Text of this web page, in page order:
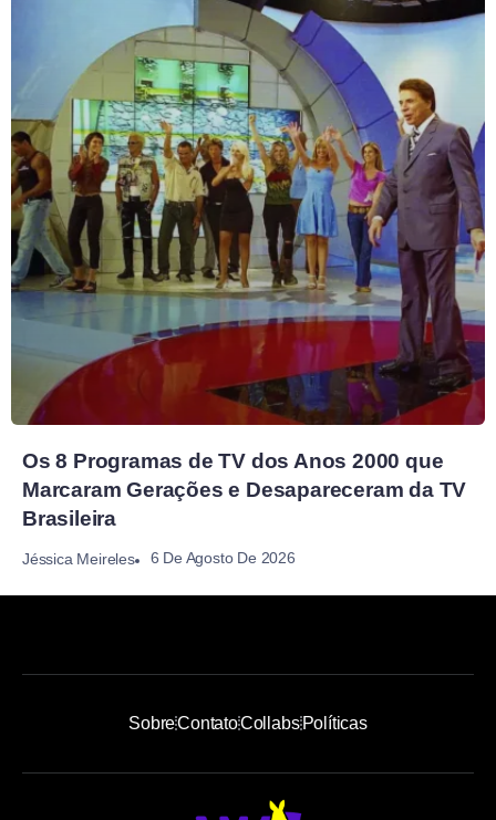
Os 8 Programas de TV dos Anos 2000 que
Marcaram Gerações e Desapareceram da TV
Brasileira
Jéssica Meireles 6 De Agosto De 2026
SobreContatoCollabsPolíticas